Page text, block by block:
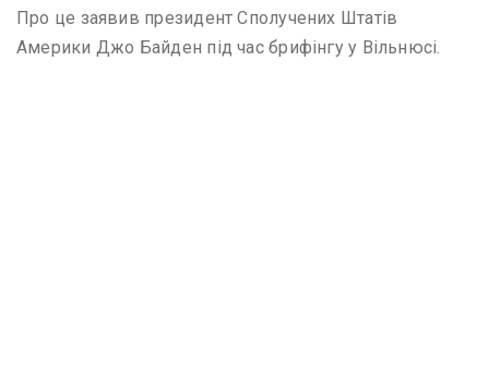
Про це заявив президент Сполучених Штатів
Америки Джо Байден під час брифінгу у Вільнюсі.